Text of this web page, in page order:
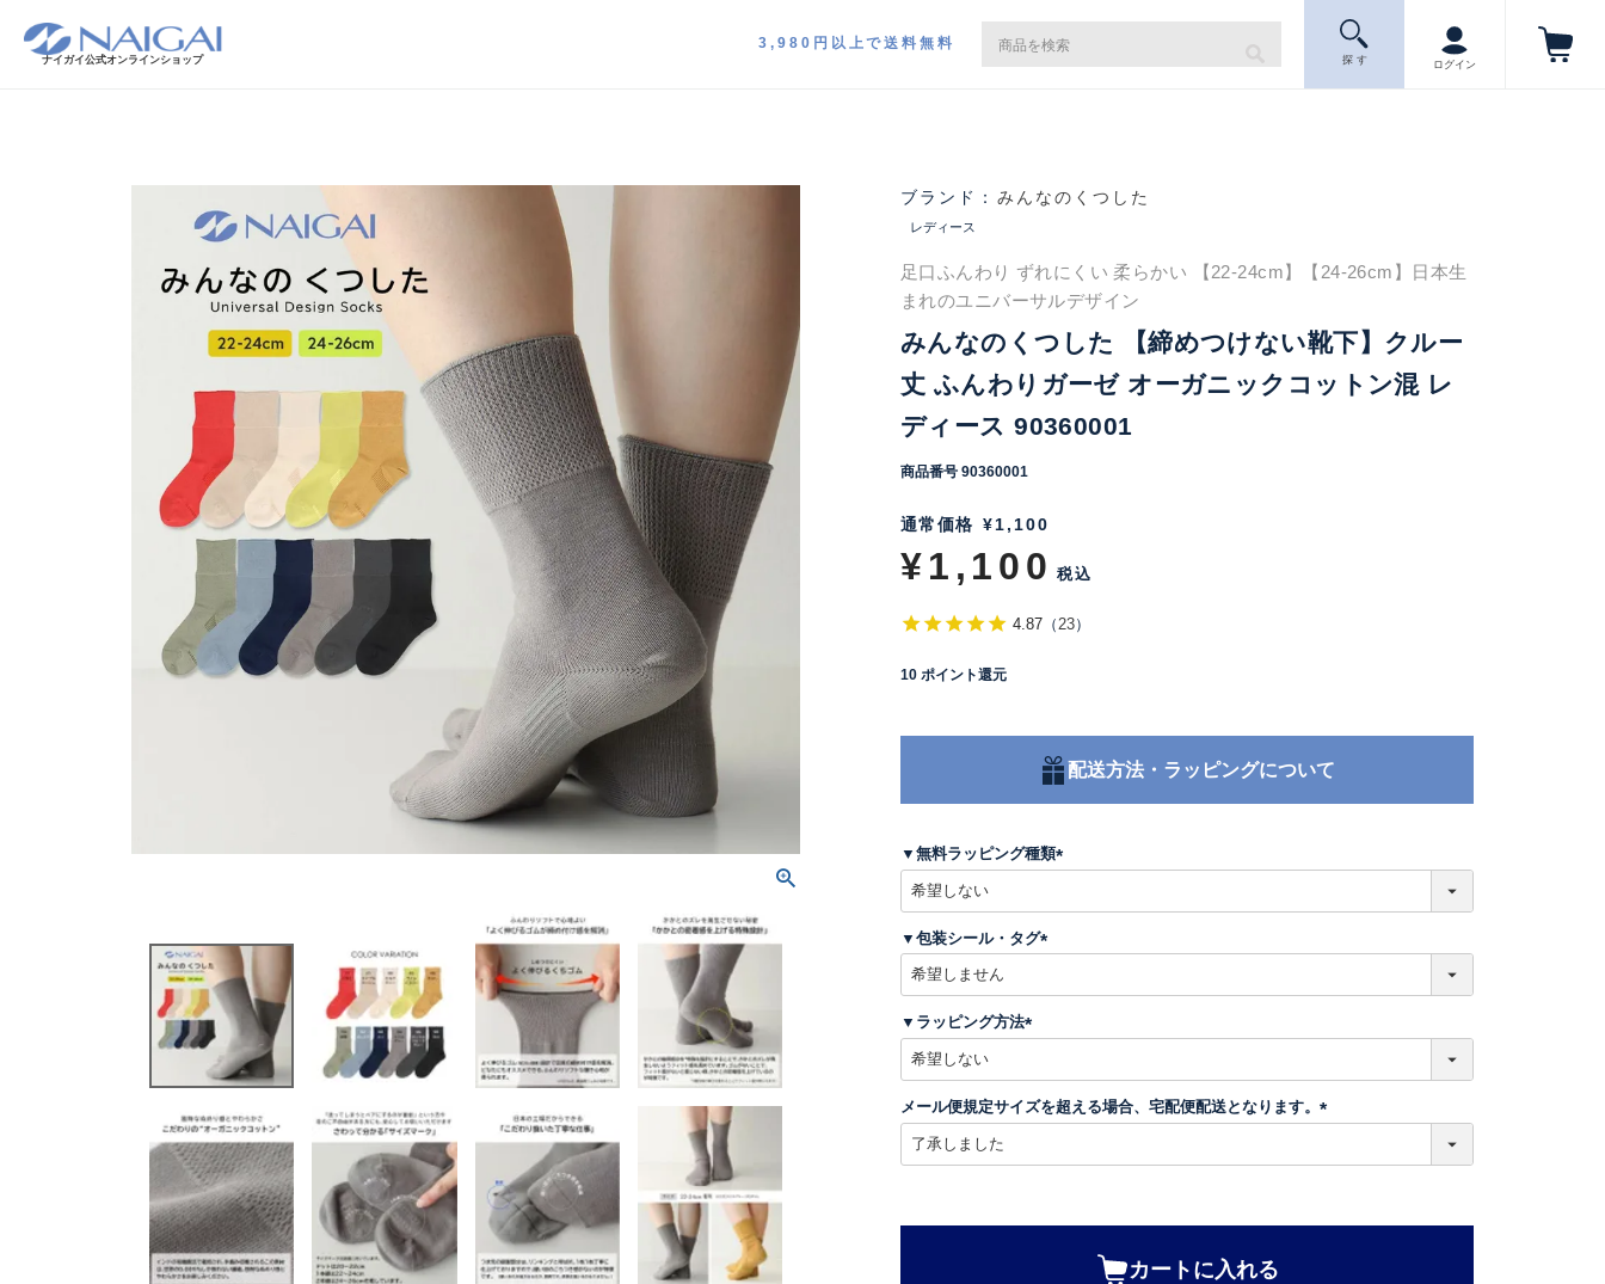
ナイガイ公式オンラインショップ
3,980円以上で送料無料
探 す ログイン
みんなのくつした
レディース
足口ふんわり ずれにくい 柔らかい 【22-24cm】【24-26cm】日本生
まれのユニバーサルデザイン
みんなのくつした 【締めつけない靴下】クルー
丈 ふんわりガーゼ オーガニックコットン混 レ
ディース 90360001
商品番号 90360001
通常価格 ¥1,100
¥1,100 税込
4.87 （23）
10 ポイント還元
配送方法・ラッピングについて
▼無料ラッピング種類
)
▼包装シール・タグ
)
▼ラッピング方法
須
)
メール便規定サイズを超える場合、宅配便配送となります。
カートに入れる